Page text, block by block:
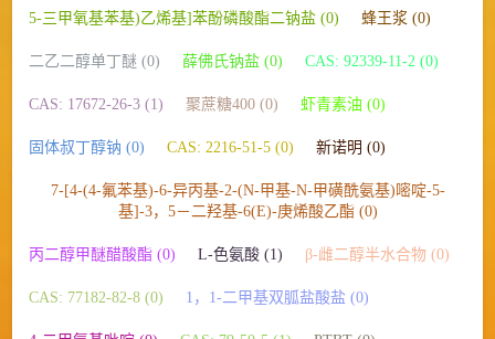
5-三甲氧基苯基)乙烯基]苯酚磷酸酯二钠盐 (0) 蜂王浆 (0)
二乙二醇单丁醚 (0) 薛佛氏钠盐 (0) CAS: 92339-11-2 (0)
CAS: 17672-26-3 (1) 聚蔗糖400 (0) 虾青素油 (0)
固体叔丁醇钠 (0) CAS: 2216-51-5 (0) 新诺明 (0)
7-[4-(4-氟苯基)-6-异丙基-2-(N-甲基-N-甲磺酰氨基)嘧啶-5-
基]-3，5－二羟基-6(E)-庚烯酸乙酯 (0)
丙二醇甲醚醋酸酯 (0) L-色氨酸 (1) β-雌二醇半水合物 (0)
CAS: 77182-82-8 (0) 1，1-二甲基双胍盐酸盐 (0)